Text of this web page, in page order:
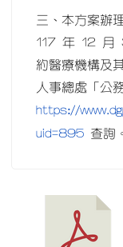
三、本方案辦
117 年 12 月
約醫療機構及
人事總處「公
https://
uid=895 查詢